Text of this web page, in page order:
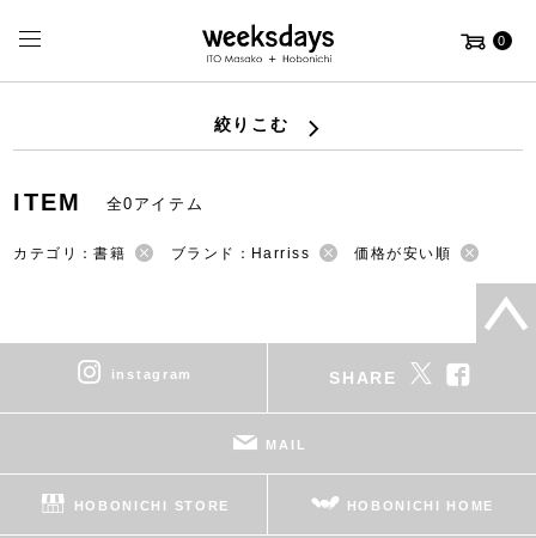
0
絞りこむ
ITEM 全0アイテム
カテゴリ：書籍 ブランド：Harriss 価格が安い順
instagram SHARE
MAIL
HOBONICHI STORE HOBONICHI HOME